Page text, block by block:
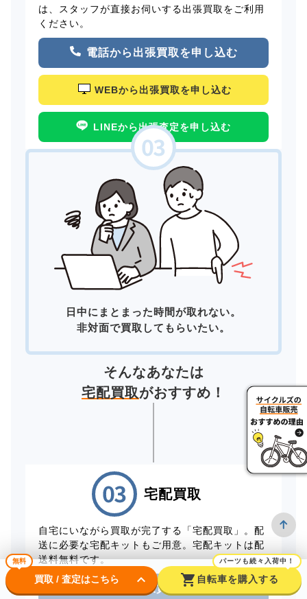
は、スタッフが直接お伺いする出張買取をご利用
ください。
電話から出張買取を申し込む
WEBから出張買取を申し込む
LINEから出張査定を申し込む
日中にまとまった時間が取れない。
非対面で買取してもらいたい。
そんなあなたは
宅配買取がおすすめ！
宅配買取
自宅にいながら買取が完了する「宅配買取」。配
送に必要な宅配キットもご用意。宅配キットは配
送料無料です。
電話から出張買取を申し込む
無料
買取 / 査定はこちら keyboard_arrow_down shopping_cart
パーツも続々入荷中！
自転車を購入する